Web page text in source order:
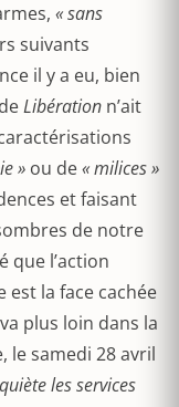
« sans
suivants
il y a eu, bien
deLibération n’ait
» ou de« milices »
et faisant
de notre
que l’action
la face cachée
plus loin dans la
le samedi 28 avril
les services